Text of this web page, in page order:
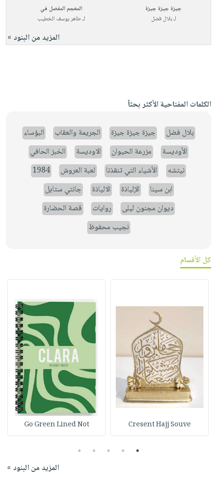
جيزة جيزة جيزة
لـبلال فضل
المعجم المفصل في
لـطاهر يوسف الخطيب
المزيد من البنود »
الكلمات المفتاحية الأكثر بحثاً
بلال فضل جيزة جيزة جيزة الجريمة والعقاب
البؤساء
الأوديسة
مزرعة الحيوان الاوديسة
الخبز الحافي
نيتشه
الأشياء التي تنقذنا لعبة العروش
1984
ابن سينا
الإلياذة الالياذة
جانتي ستايل
ديوان مجنون ليلى
روايات
قصة الحضارة
نجيب محفوظ
كل الأقسام
Cresent Hajj Souve
Go Green Lined Not
1
2
3
4
5
المزيد من البنود »